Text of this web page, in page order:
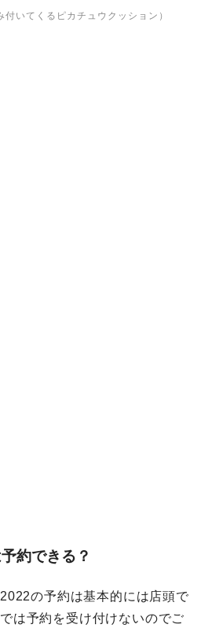
付いてくるピカチュウクッション）
約できる？
の予約は基本的には店頭で
は予約を受け付けないのでご